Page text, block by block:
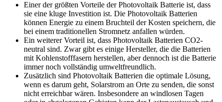
Einer der größten Vorteile der Photovoltaik Batterie ist, dass
sie eine kluge Investition ist. Die Photovoltaik Batterien
können Energie zu einem Bruchteil der Kosten speichern, die
bei einem traditionellen Stromnetz anfallen würden.
Ein weiterer Vorteil ist, dass Photovoltaik Batterien CO2-
neutral sind. Zwar gibt es einige Hersteller, die die Batterien
mit Kohlenstofffasern herstellen, aber dennoch ist die Batterie
immer noch vollständig umweltfreundlich.
Zusätzlich sind Photovoltaik Batterien die optimale Lösung,
wenn es darum geht, Solarstrom an Orte zu senden, die sonst
nicht erreichbar wären. Insbesondere an windlosen Tagen